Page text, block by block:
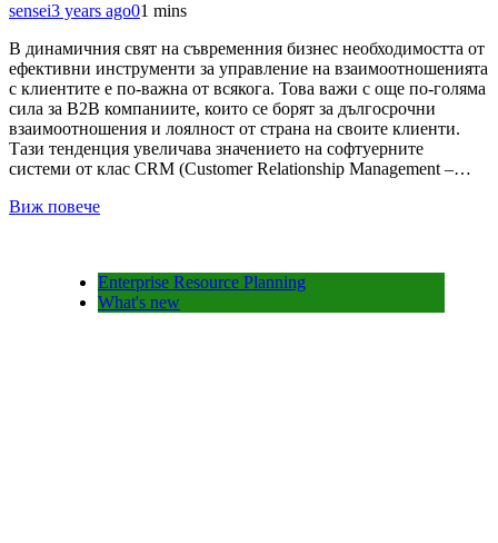
sensei3 years ago01 mins
В динамичния свят на съвременния бизнес необходимостта от
ефективни инструменти за управление на взаимоотношенията
с клиентите е по-важна от всякога. Това важи с още по-голяма
сила за B2B компаниите, които се борят за дългосрочни
взаимоотношения и лоялност от страна на своите клиенти.
Тази тенденция увеличава значението на софтуерните
системи от клас CRM (Customer Relationship Management –…
Виж повече
Enterprise Resource Planning
What's new